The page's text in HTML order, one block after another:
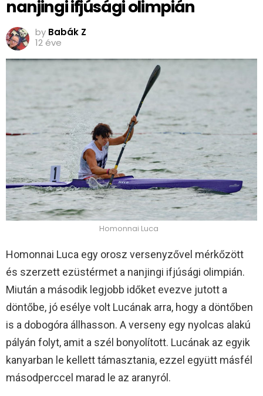
nanjingi ifjúsági olimpián
by Babák Z
12 éve
Homonnai Luca
Homonnai Luca egy orosz versenyzővel mérkőzött
és szerzett ezüstérmet a nanjingi ifjúsági olimpián.
Miután a második legjobb időket evezve jutott a
döntőbe, jó esélye volt Lucának arra, hogy a döntőben
is a dobogóra állhasson. A verseny egy nyolcas alakú
pályán folyt, amit a szél bonyolított. Lucának az egyik
kanyarban le kellett támasztania, ezzel együtt másfél
másodperccel marad le az aranyról.